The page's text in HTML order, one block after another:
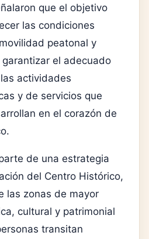
que el objetivo
las condiciones
peatonal y
el adecuado
actividades
y de servicios que
en el corazón de
de una estrategia
del Centro Histórico,
las zonas de mayor
cultural y patrimonial
transitan